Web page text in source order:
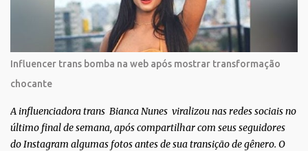
como linda e a matéria que envolvem 180 histórias (e corpos nus)
de gente que se apaixonou pela própria pele – como
extraordinária. O Pele Projetc tem como objetivo fotografar e
expor uma diversidade de corpos nus, ressaltando a beleza das
especificidades físicas. A atriz se tornou nacionalmente conhecida
após fazer uma participação especial na novela teen Malhação, da
TV Globo. Na trama, ela inte...
Influencer trans bomba na web após mostrar transformação
chocante
A influenciadora trans Bianca Nunes viralizou nas redes sociais no
último final de semana, após compartilhar com seus seguidores
do Instagram algumas fotos antes de sua transição de gênero. O